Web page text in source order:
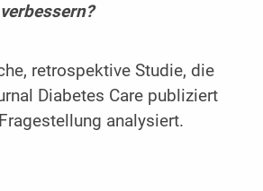
retrospektive Studie, die
Diabetes Care publiziert
analysiert.